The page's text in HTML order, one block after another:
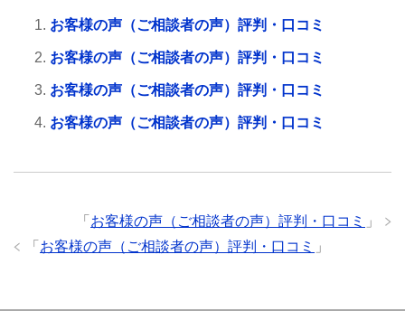
お客様の声（ご相談者の声）評判・口コミ
お客様の声（ご相談者の声）評判・口コミ
お客様の声（ご相談者の声）評判・口コミ
お客様の声（ご相談者の声）評判・口コミ
「 お客様の声（ご相談者の声）評判・口コミ
」
「 お客様の声（ご相談者の声）評判・口コミ 」